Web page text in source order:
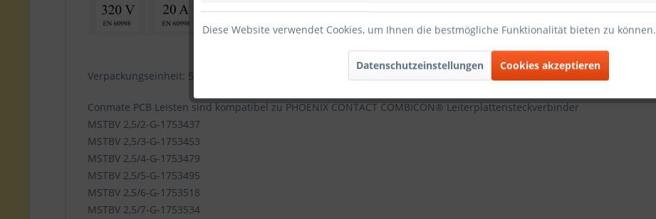
Verpackungseinheit: 50 Stk. (bis 15 Pole) / 25 St. (ab 16 Pole)
Conmate PCB Leisten sind kompatibel zu PHOENIX CONTACT COMBICON® Leiterplattensteckverbinder
MSTBV 2,5/2-G-1753437
MSTBV 2,5/3-G-1753453
MSTBV 2,5/4-G-1753479
MSTBV 2,5/5-G-1753495
MSTBV 2,5/6-G-1753518
MSTBV 2,5/7-G-1753534
Diese Website verwendet Cookies, um Ihnen die bestmögliche Funktionalität bieten zu können.
Datenschutzeinstellungen Cookies akzeptieren